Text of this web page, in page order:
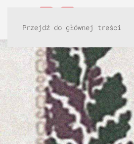
Przejdź do głównej treści